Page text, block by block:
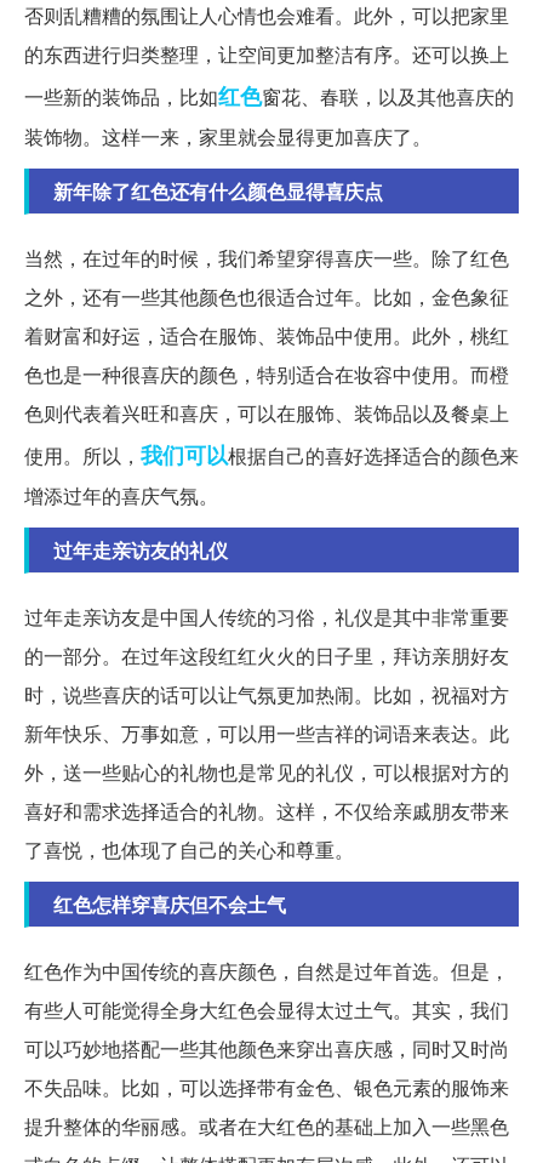
否则乱糟糟的氛围让人心情也会难看。此外，可以把家里
的东西进行归类整理，让空间更加整洁有序。还可以换上
一些新的装饰品，比如红色窗花、春联，以及其他喜庆的
装饰物。这样一来，家里就会显得更加喜庆了。
新年除了红色还有什么颜色显得喜庆点
当然，在过年的时候，我们希望穿得喜庆一些。除了红色
之外，还有一些其他颜色也很适合过年。比如，金色象征
着财富和好运，适合在服饰、装饰品中使用。此外，桃红
色也是一种很喜庆的颜色，特别适合在妆容中使用。而橙
色则代表着兴旺和喜庆，可以在服饰、装饰品以及餐桌上
使用。所以， 我们可以根据自己的喜好选择适合的颜色来
增添过年的喜庆气氛。
过年走亲访友的礼仪
过年走亲访友是中国人传统的习俗，礼仪是其中非常重要
的一部分。在过年这段红红火火的日子里，拜访亲朋好友
时，说些喜庆的话可以让气氛更加热闹。比如，祝福对方
新年快乐、万事如意，可以用一些吉祥的词语来表达。此
外，送一些贴心的礼物也是常见的礼仪，可以根据对方的
喜好和需求选择适合的礼物。这样，不仅给亲戚朋友带来
了喜悦，也体现了自己的关心和尊重。
红色怎样穿喜庆但不会土气
红色作为中国传统的喜庆颜色，自然是过年首选。但是，
有些人可能觉得全身大红色会显得太过土气。其实，我们
可以巧妙地搭配一些其他颜色来穿出喜庆感，同时又时尚
不失品味。比如，可以选择带有金色、银色元素的服饰来
提升整体的华丽感。或者在大红色的基础上加入一些黑色